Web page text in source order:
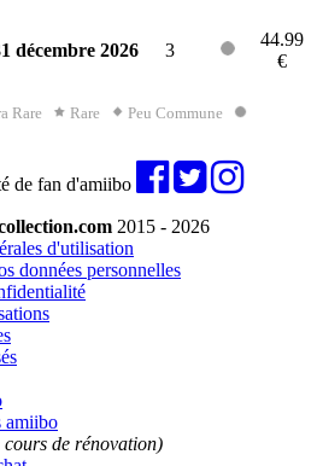
décembre 2026 3
44.99
€
Rare Rare
Peu Commune
de fan d'amiibo
2015 - 2026
d'utilisation
données personnelles
amiibo
cours de rénovation)